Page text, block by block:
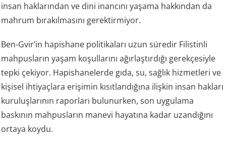
insan haklarından ve dini inancını yaşama hakkından da
mahrum bırakılmasını gerektirmiyor.
Ben-Gvir’in hapishane politikaları uzun süredir Filistinli
mahpusların yaşam koşullarını ağırlaştırdığı gerekçesiyle
tepki çekiyor. Hapishanelerde gıda, su, sağlık hizmetleri ve
kişisel ihtiyaçlara erişimin kısıtlandığına ilişkin insan hakları
kuruluşlarının raporları bulunurken, son uygulama
baskının mahpusların manevi hayatına kadar uzandığını
ortaya koydu.